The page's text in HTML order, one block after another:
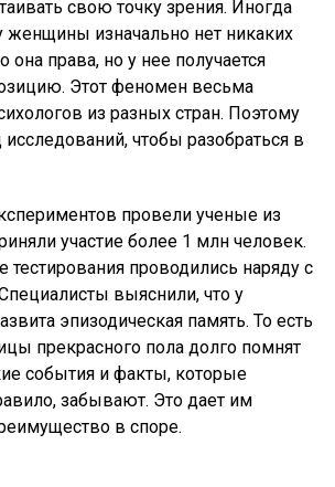
свою точку зрения. Иногда
женщины изначально нет никаких
она права, но у нее получается
Этот феномен весьма
из разных стран. Поэтому
чтобы разобраться в
провели ученые из
участие более 1 млн человек.
тестирования проводились наряду с
выяснили, что у
эпизодическая память. То есть
прекрасного пола долго помнят
события и факты, которые
забывают. Это дает им
в споре.